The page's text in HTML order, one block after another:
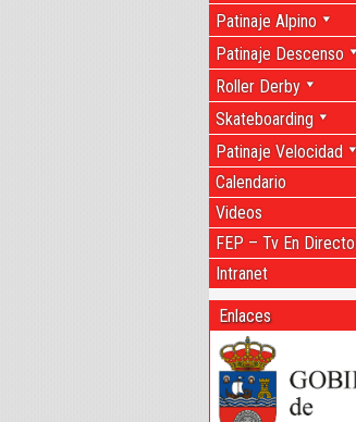
Patinaje Alpino
Patinaje Descenso
Roller Derby
Skateboarding
Patinaje Velocidad
Calendario
Videos
FEP – Tv En Directo
Intranet
Enlaces